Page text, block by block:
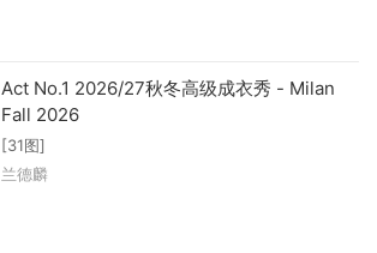
Act No.1 2026/27秋冬高级成衣秀 - Milan
Fall 2026
[31图]
兰德麟